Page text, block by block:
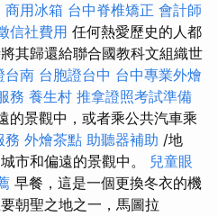
商用冰箱 台中脊椎矯正 會計師
信社費用 任何熱愛歷史的人都
其歸還給聯合國教科文組織世
台南 台胞證台中 台中專業外燴
務 養生村 推拿證照考試準備
的景觀中，或者乘公共汽車乘
務 外燴茶點 助聽器補助 /地
市和偏遠的景觀中。 兒童眼
早餐，這是一個更換冬衣的機
朝聖之地之一，馬圖拉